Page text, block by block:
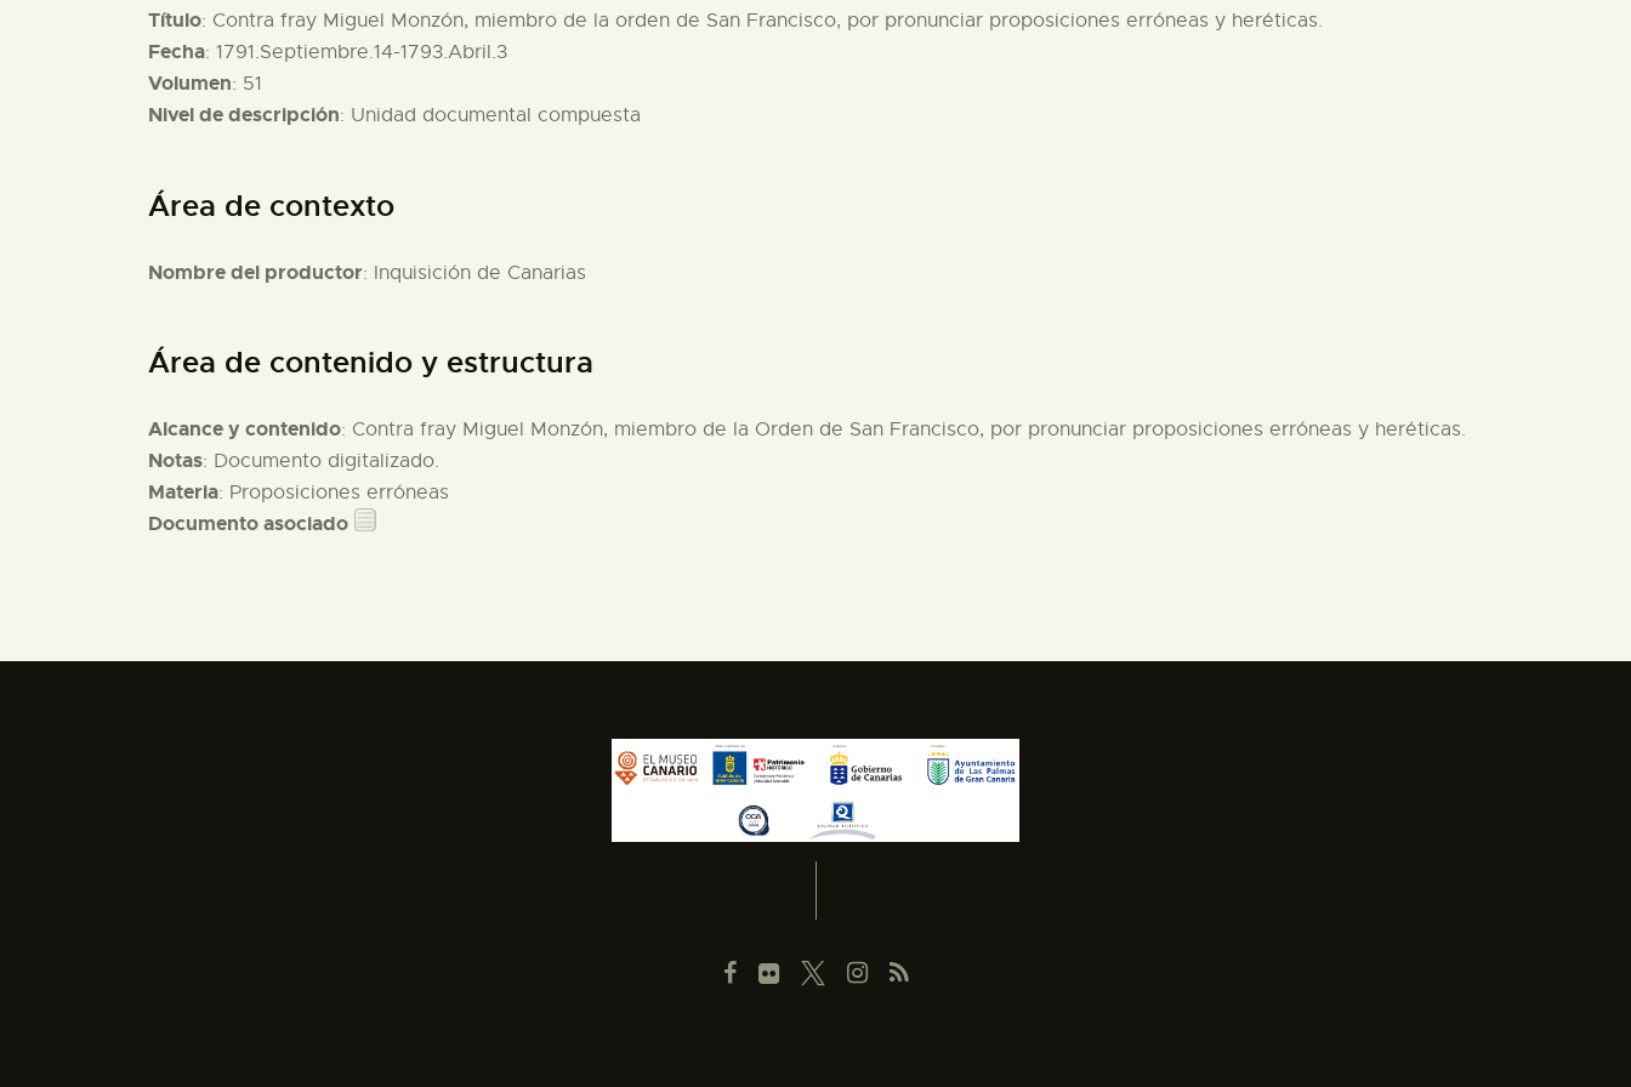
Título: Contra fray Miguel Monzón, miembro de la orden de San Francisco, por pronunciar proposiciones erróneas y heréticas.
Fecha: 1791.Septiembre.14-1793.Abril.3
Volumen: 51
Nivel de descripción: Unidad documental compuesta
Área de contexto
Nombre del productor: Inquisición de Canarias
Área de contenido y estructura
Alcance y contenido: Contra fray Miguel Monzón, miembro de la Orden de San Francisco, por pronunciar proposiciones erróneas y heréticas.
Notas: Documento digitalizado.
Materia: Proposiciones erróneas
Documento asociado